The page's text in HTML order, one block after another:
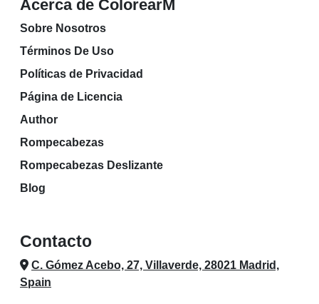
Acerca de ColorearM
Sobre Nosotros
Términos De Uso
Políticas de Privacidad
Página de Licencia
Author
Rompecabezas
Rompecabezas Deslizante
Blog
Contacto
C. Gómez Acebo, 27, Villaverde, 28021 Madrid,
Spain